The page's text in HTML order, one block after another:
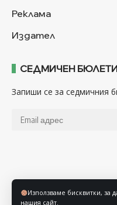
Използваме бисквитки, за
нашия сайт.
Реклама
Издател
СЕДМИЧЕН
Запиши се за седмичния
Общи условия